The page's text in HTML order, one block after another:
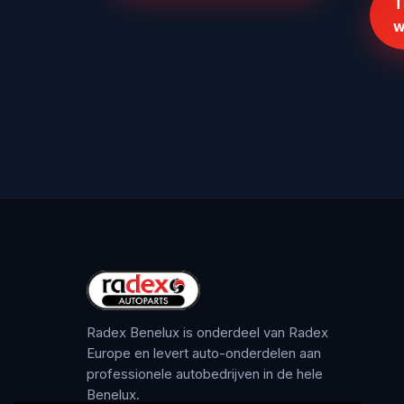
Radex Benelux is onderdeel van Radex
Europe en levert auto-onderdelen aan
professionele autobedrijven in de hele
Benelux.